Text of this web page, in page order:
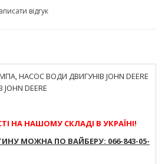
відгук
НАСОС ВОДИ ДВИГУНІВ JOHN DEERE
DEERE
НА НАШОМУ СКЛАДІ В УКРАЇНІ!
МОЖНА ПО ВАЙБЕРУ: 066-843-05-